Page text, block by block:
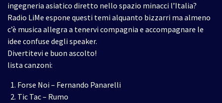
ingegneria asiatico diretto nello spazio minacci l’Italia?
Radio LiMe espone questi temi alquanto bizzarri ma almeno
c’è musica allegra a tenervi compagnia e accompagnare le
idee confuse degli speaker.
Divertitevi e buon ascolto!
lista canzoni:
Forse Noi – Fernando Panarelli
Tic Tac – Rumo